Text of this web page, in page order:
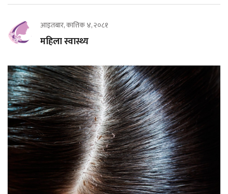
आइतबार, कात्तिक ४, २०८१
महिला स्वास्थ्य